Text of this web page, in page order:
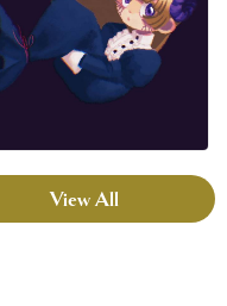
View All